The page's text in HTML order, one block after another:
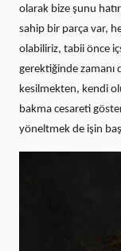
olarak bize şunu
sahip bir parça var,
olabiliriz, tabii önce
gerektiğinde
kesilmekten, kendi
bakma cesareti
yöneltmek de işin